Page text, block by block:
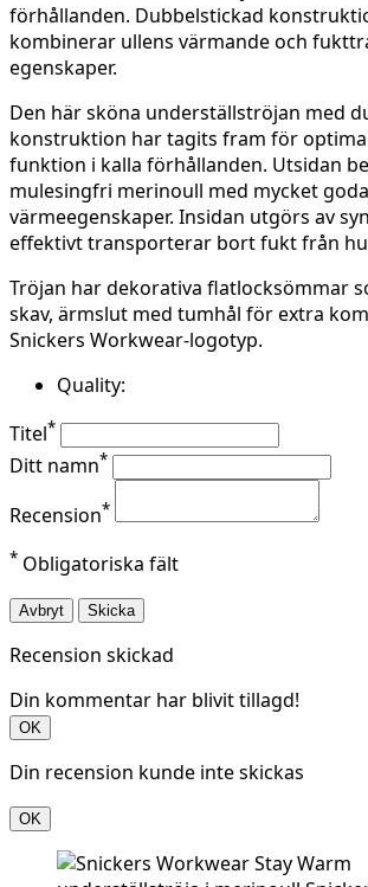
förhållanden. Dubbelstickad
kombinerar ullens värmande och
egenskaper.
Den här sköna underställströjan med
konstruktion har tagits fram för
funktion i kalla förhållanden. Utsidan
mulesingfri merinoull med mycket goda
värmeegenskaper. Insidan utgörs av
effektivt transporterar bort fukt från
Tröjan har dekorativa flatlocksömmar
skav, ärmslut med tumhål för extra
Snickers Workwear-logotyp.
Quality:
Titel*
Ditt namn*
Recension*
* Obligatoriska fält
Avbryt Skicka
Recension skickad
Din kommentar har blivit tillagd!
OK
Din recension kunde inte skickas
OK